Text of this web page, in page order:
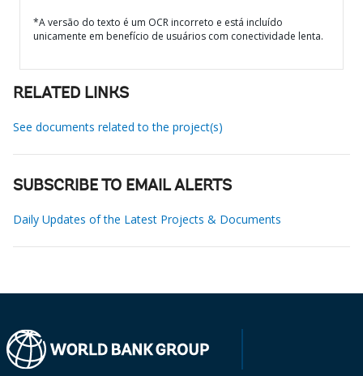
*A versão do texto é um OCR incorreto e está incluído
unicamente em benefício de usuários com conectividade lenta.
RELATED LINKS
See documents related to the project(s)
SUBSCRIBE TO EMAIL ALERTS
Daily Updates of the Latest Projects & Documents